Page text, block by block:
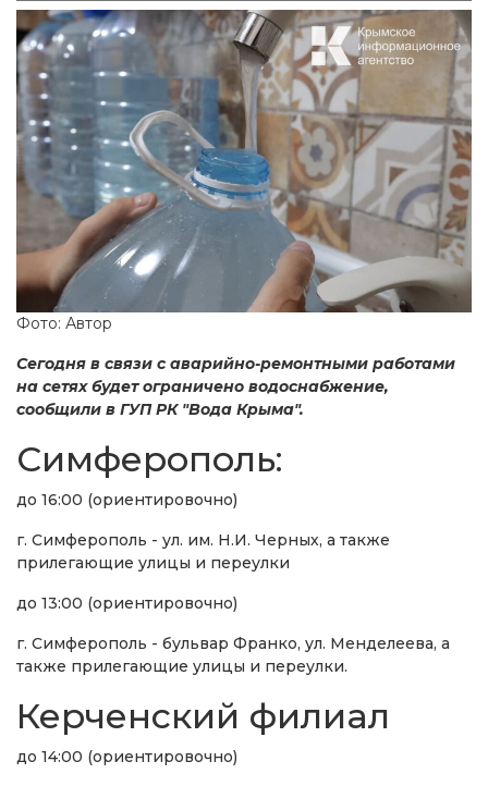
Фото: Автор
Сегодня в связи с аварийно-ремонтными работами
на сетях будет ограничено водоснабжение,
сообщили в ГУП РК "Вода Крыма".
Симферополь:
до 16:00 (ориентировочно)
г. Симферополь - ул. им. Н.И. Черных, а также
прилегающие улицы и переулки
до 13:00 (ориентировочно)
г. Симферополь - бульвар Франко, ул. Менделеева, а
также прилегающие улицы и переулки.
Керченский филиал
до 14:00 (ориентировочно)